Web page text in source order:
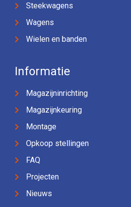
Steekwagens
Wagens
Wielen en banden
Informatie
Magazijninrichting
Magazijnkeuring
Montage
Opkoop stellingen
FAQ
Projecten
Nieuws